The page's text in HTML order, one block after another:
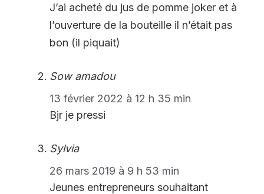
J’ai acheté du jus de pomme joker et à
l’ouverture de la bouteille il n’était pas
bon (il piquait)
Sow amadou
13 février 2022 à 12 h 35 min
Bjr je pressi
Sylvia
26 mars 2019 à 9 h 53 min
Jeunes entrepreneurs souhaitant